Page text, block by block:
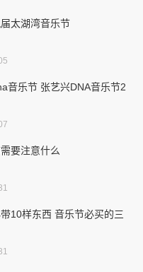
太湖湾音乐节
音乐节 张艺兴DNA音乐节2
要注意什么
10样东西 音乐节必买的三